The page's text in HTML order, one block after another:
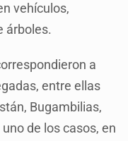
vehículos,
árboles.
a
entre ellas
Bugambilias,
de los casos, en